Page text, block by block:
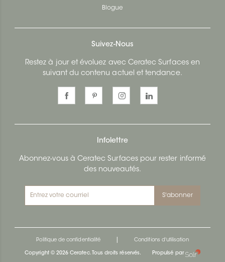
Blogue
Suivez-Nous
Restez à jour et évoluez avec Ceratec Surfaces en
suivant du contenu actuel et tendance.
Infolettre
Abonnez-vous à Ceratec Surfaces pour rester informé
des nouveautés.
S'abonner
Politique de confidentialité Conditions d'utilisation
Copyright © 2026 Ceratec. Tous droits réservés. Propulsé par